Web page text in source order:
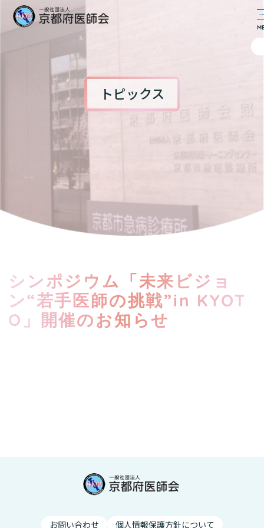
トピックス
シンポジウム「未来ビジョ
ン“若手医師の挑戦”in KYOT
O」開催のお知らせ
お問い合わせ 個人情報保護方針について